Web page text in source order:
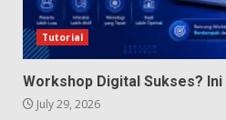
Tutorial
Workshop Digital Sukses? Ini
July 29, 2026